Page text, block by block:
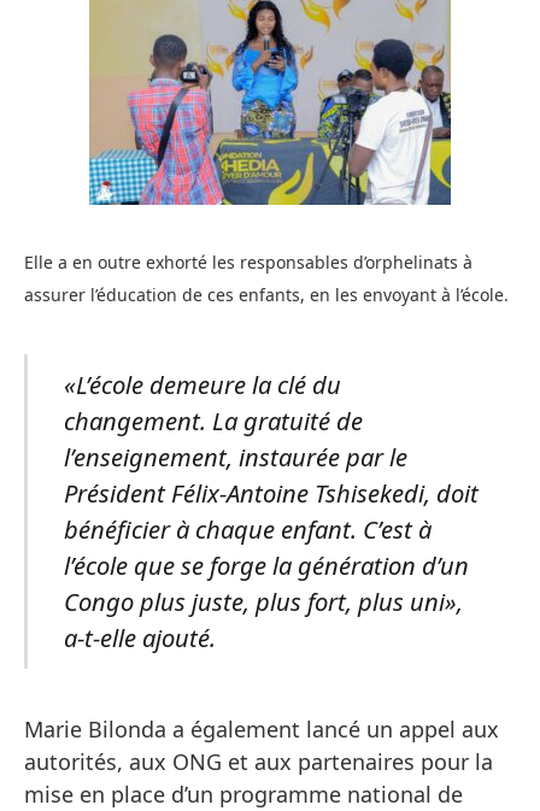
Elle a en outre exhorté les responsables d’orphelinats à
assurer l’éducation de ces enfants, en les envoyant à l’école.
«L’école demeure la clé du
changement. La gratuité de
l’enseignement, instaurée par le
Président Félix-Antoine Tshisekedi, doit
bénéficier à chaque enfant. C’est à
l’école que se forge la génération d’un
Congo plus juste, plus fort, plus uni»,
a-t-elle ajouté.
Marie Bilonda a également lancé un appel aux
autorités, aux ONG et aux partenaires pour la
mise en place d’un programme national de